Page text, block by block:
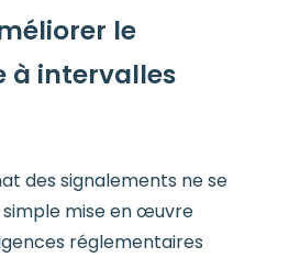
le
à intervalles
des signalements ne se
simple mise en œuvre
réglementaires